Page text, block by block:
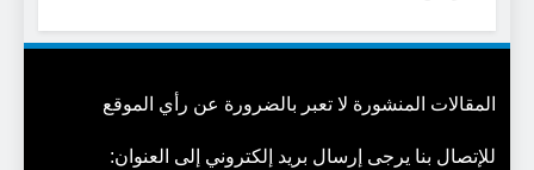
المقالات المنشورة لا تعبر بالضرورة عن رأي الموقع
للإتصال بنا يرجى إرسال بريد إلكتروني إلى العنوان: